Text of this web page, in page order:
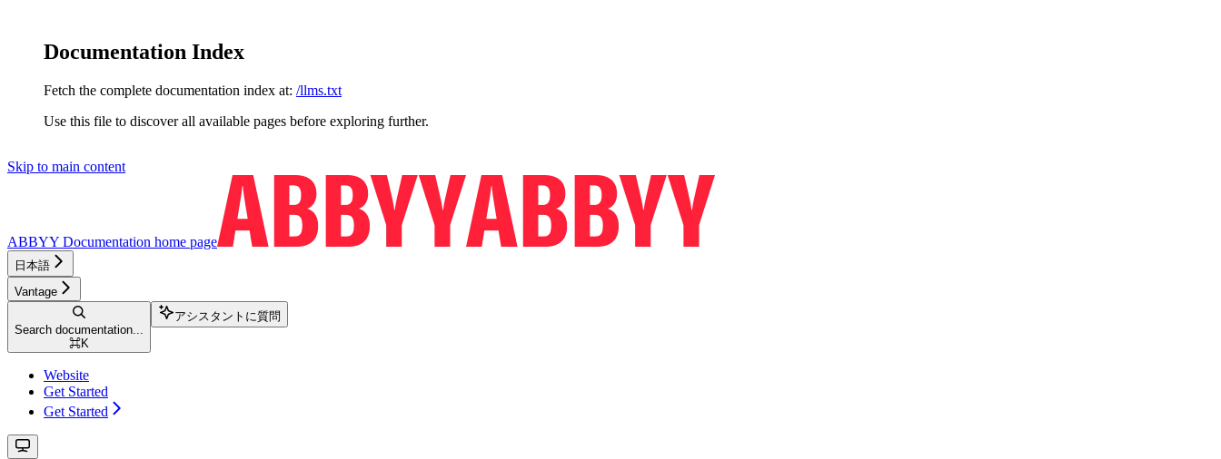
Documentation Index
Fetch the complete documentation index at: /llms.txt
Use this file to discover all available pages before exploring further.
Skip to main content
ABBYY Documentation home page
日本語
Vantage
Search documentation...
⌘K
アシスタントに質問
Website
Get Started
Get Started